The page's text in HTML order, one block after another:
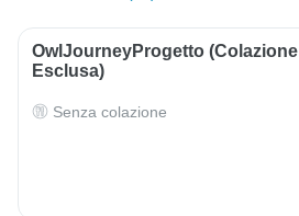
OwlJourneyProgetto (colazione
Esclusa)
Senza colazione